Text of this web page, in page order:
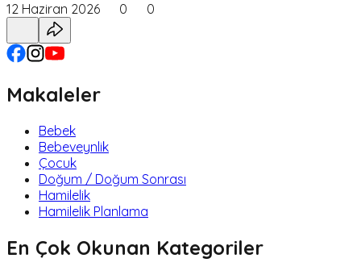
12 Haziran 2026 0 0
Makaleler
Bebek
Bebeveynlik
Çocuk
Doğum / Doğum Sonrası
Hamilelik
Hamilelik Planlama
En Çok Okunan Kategoriler